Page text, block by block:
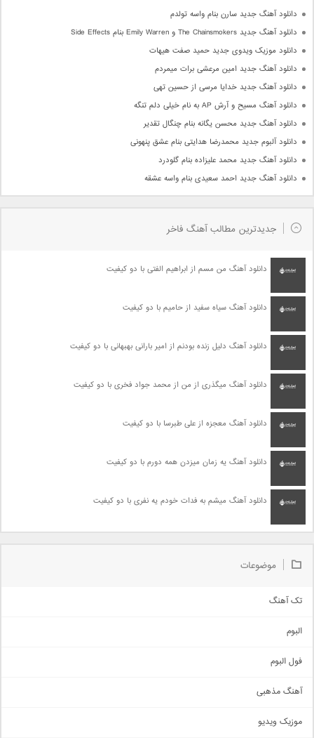
دانلود آهنگ جدید سارن بنام واسه تولدم
دانلود آهنگ جدید The Chainsmokers و Emily Warren بنام Side Effects
دانلود موزیک ویدوی جدید حمید صفت هیهات
دانلود آهنگ جدید امین مرعشی برات میمردم
دانلود آهنگ جدید خدایا مرسی از حسین تهی
دانلود آهنگ مسیح و آرش AP به نام خیلی دلم تنگه
دانلود آهنگ جدید محسن یگانه بنام چنگال تقدیر
دانلود آلبوم جدید محمدرضا هدایتی بنام عشق پنهونی
دانلود آهنگ جدید محمد علیزاده بنام گلودرد
دانلود آهنگ جدید احمد سعیدی بنام واسه عشقه
جدیدترین مطالب آهنگ فاخر
دانلود آهنگ من مسم از ابراهیم الفتی با دو کیفیت
دانلود آهنگ سیاه سفید از حامیم با دو کیفیت
دانلود آهنگ دلیل زنده بودنم از امیر بارانی بهبهانی با دو کیفیت
دانلود آهنگ میگذری از من از محمد جواد فخری با دو کیفیت
دانلود آهنگ معجزه از علی طبرسا با دو کیفیت
دانلود آهنگ یه زمان میزدن همه دورم با دو کیفیت
دانلود آهنگ میشم به فدات خودم یه نفری با دو کیفیت
موضوعات
تک آهنگ
اجتماعی
حماسی
سنتی
البوم
فول البوم
آهنگ مذهبی
موزیک ویدیو